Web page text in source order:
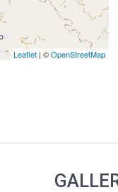
Leaflet | ©OpenStreetMap